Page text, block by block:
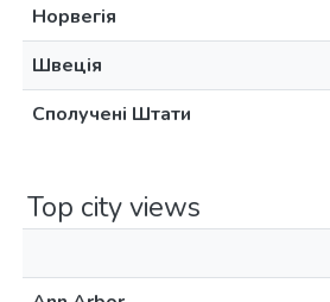
Норвегія
Швеція
Сполучені Штати
Top city views